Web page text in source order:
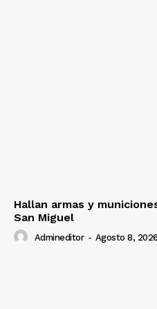
Hallan armas y
San Miguel
Admineditor - Agosto 8, 2026